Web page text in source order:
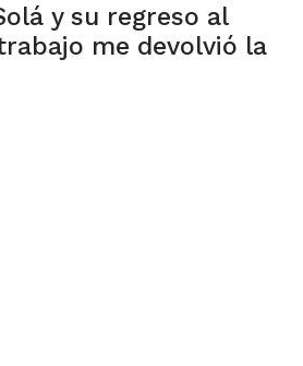
y su regreso al
me devolvió la